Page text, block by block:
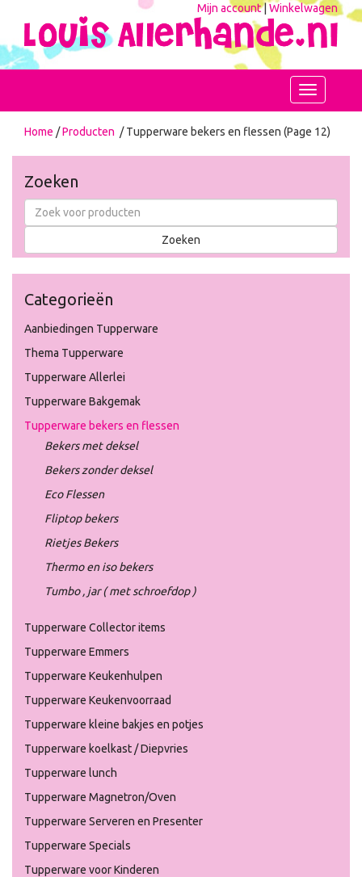
Mijn account|Winkelwagen
Toggle
navigation
Home /Producten / Tupperware bekers en flessen (Page 12)
Zoeken
Categorieën
Aanbiedingen Tupperware
Thema Tupperware
Tupperware Allerlei
Tupperware Bakgemak
Tupperware bekers en flessen
Bekers met deksel
Bekers zonder deksel
Eco Flessen
Fliptop bekers
Rietjes Bekers
Thermo en iso bekers
Tumbo , jar ( met schroefdop )
Tupperware Collector items
Tupperware Emmers
Tupperware Keukenhulpen
Tupperware Keukenvoorraad
Tupperware kleine bakjes en potjes
Tupperware koelkast / Diepvries
Tupperware lunch
Tupperware Magnetron/Oven
Tupperware Serveren en Presenter
Tupperware Specials
Tupperware voor Kinderen